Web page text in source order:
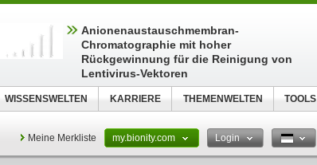
Meine Merkliste my.bionity.com Login
Anionenaustauschmembran-
Chromatographie mit hoher
Rückgewinnung für die Reinigung von
Lentivirus-Vektoren
WISSENSWELTEN KARRIERE THEMENWELTEN TOOLS